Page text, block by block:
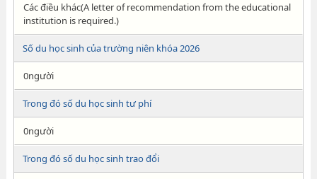
Các điều khác(A letter of recommendation from the educational
institution is required.)
Số du học sinh của trường niên khóa 2026
0người
Trong đó số du học sinh tư phí
0người
Trong đó số du học sinh trao đổi